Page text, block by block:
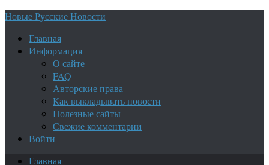
Новые Русские Новости
Главная
Информация
О сайте
FAQ
Авторские права
Как выкладывать новости
Полезные сайты
Свежие комментарии
Войти
Главная